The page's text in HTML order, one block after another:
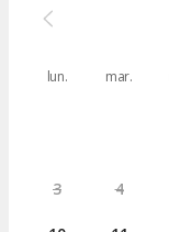
lun. mar.
3 4